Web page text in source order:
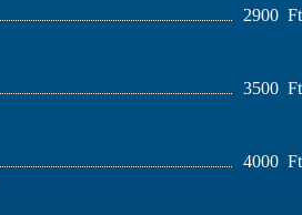
Ft
2900
Ft
3500
Ft
4000